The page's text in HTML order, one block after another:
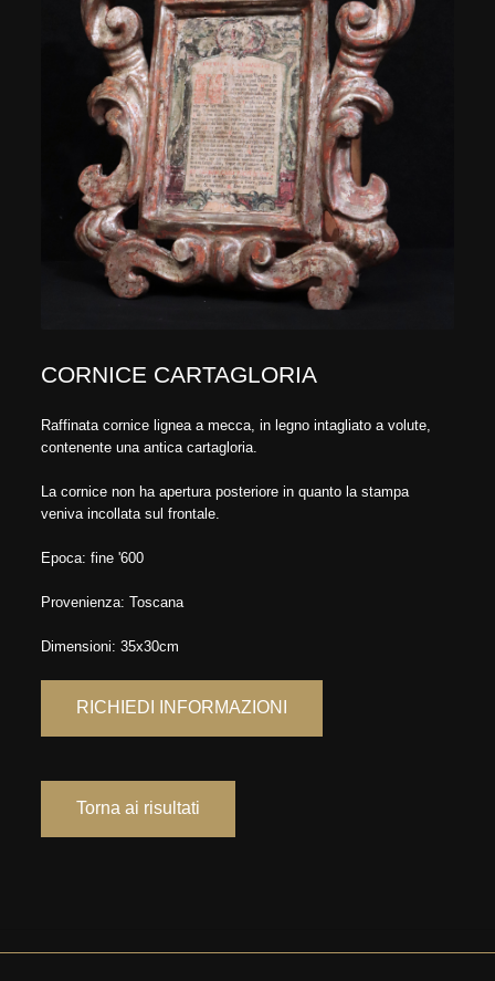
CORNICE CARTAGLORIA
Raffinata cornice lignea a mecca, in legno intagliato a volute,
contenente una antica cartagloria.
La cornice non ha apertura posteriore in quanto la stampa
veniva incollata sul frontale.
Epoca: fine '600
Provenienza: Toscana
Dimensioni: 35x30cm
RICHIEDI INFORMAZIONI
Torna ai risultati